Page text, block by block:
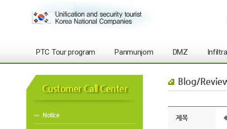
PTC Tour program Panmunjom DMZ
Customer Call Center
Notice
Blog/
제목